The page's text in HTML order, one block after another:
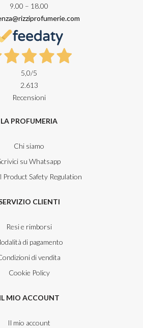
9.00 – 18.00
5,0/5
2.613
Recensioni
LA PROFUMERIA
Chi siamo
su Whatsapp
Product Safety Regulation
CLIENTI
Resi e rimborsi
di pagamento
di vendita
Cookie Policy
IL MIO ACCOUNT
Il mio account